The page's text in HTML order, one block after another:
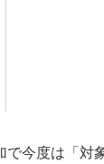
で今度は「対